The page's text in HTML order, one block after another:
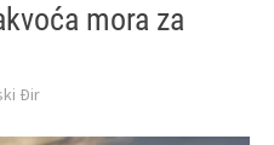
mora za
Đir